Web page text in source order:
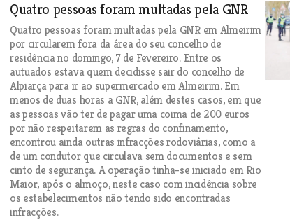
Quatro pessoas foram multadas pela GNR
Quatro pessoas foram multadas pela GNR em Almeirim
por circularem fora da área do seu concelho de
residência no domingo, 7 de Fevereiro. Entre os
autuados estava quem decidisse sair do concelho de
Alpiarça para ir ao supermercado em Almeirim. Em
menos de duas horas a GNR, além destes casos, em que
as pessoas vão ter de pagar uma coima de 200 euros
por não respeitarem as regras do confinamento,
encontrou ainda outras infracções rodoviárias, como a
de um condutor que circulava sem documentos e sem
cinto de segurança. A operação tinha-se iniciado em Rio
Maior, após o almoço, neste caso com incidência sobre
os estabelecimentos não tendo sido encontradas
infracções.